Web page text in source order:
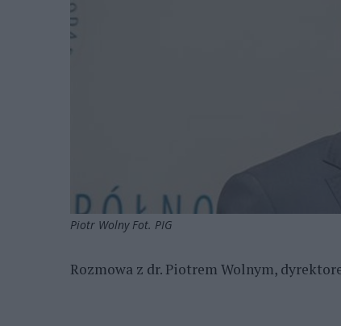
Piotr Wolny Fot. PIG
Rozmowa z dr. Piotrem Wolnym,